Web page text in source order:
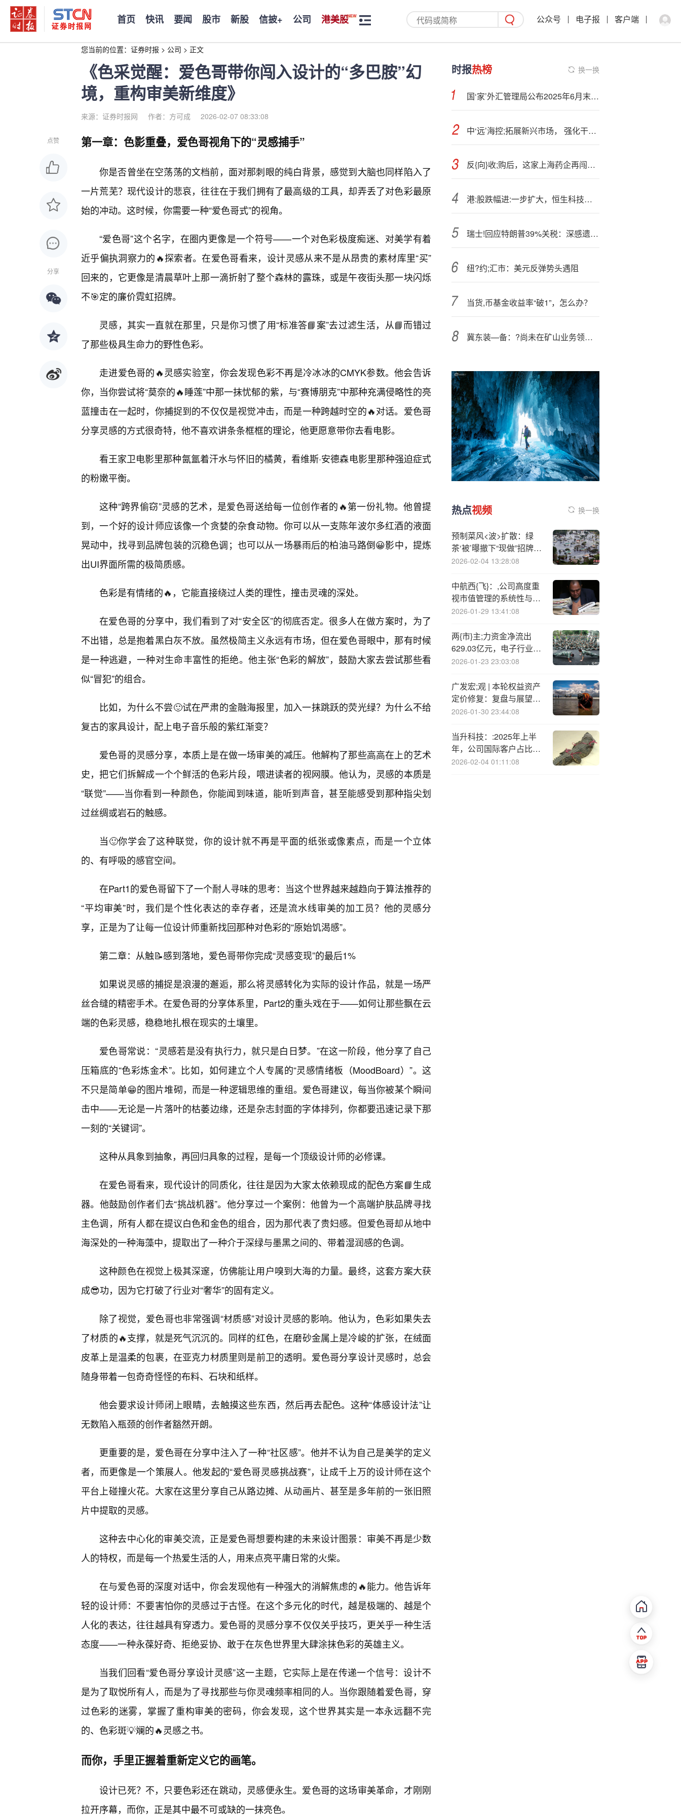
首页 快讯 要闻 股市 新股 信披+ 公司 港美股 公众号 电子报 客户端
您当前的位置： 证券时报 > 公司 > 正文
《色采觉醒：爱色哥带你闯入设计的“多巴胺”幻
境，重构审美新维度》
来源：证券时报网 作者：方可成 2026-02-07 08:33:08
点赞
分享
第一章：色影重叠，爱色哥视角下的“灵感捕手”
你是否曾坐在空荡荡的文档前，面对那刺眼的纯白背景，感觉到大脑也同样陷入了
一片荒芜？现代设计的悲哀，往往在于我们拥有了最高级的工具，却弄丢了对色彩最原
始的冲动。这时候，你需要一种“爱色哥式”的视角。
“爱色哥”这个名字，在圈内更像是一个符号——一个对色彩极度痴迷、对美学有着
近乎偏执洞察力的🔥探索者。在爱色哥看来，设计灵感从来不是从昂贵的素材库里“买”
回来的，它更像是清晨草叶上那一滴折射了整个森林的露珠，或是午夜街头那一块闪烁
不🎯定的廉价霓虹招牌。
灵感，其实一直就在那里，只是你习惯了用“标准答📘案”去过滤生活，从📘而错过
了那些极具生命力的野性色彩。
走进爱色哥的🔥灵感实验室，你会发现色彩不再是冷冰冰的CMYK参数。他会告诉
你，当你尝试将“莫奈的🔥睡莲”中那一抹忧郁的紫，与“赛博朋克”中那种充满侵略性的亮
蓝撞击在一起时，你捕捉到的不仅仅是视觉冲击，而是一种跨越时空的🔥对话。爱色哥
分享灵感的方式很奇特，他不喜欢讲条条框框的理论，他更愿意带你去看电影。
看王家卫电影里那种氤氲着汗水与怀旧的橘黄，看维斯·安德森电影里那种强迫症式
的粉嫩平衡。
这种“跨界偷窃”灵感的艺术，是爱色哥送给每一位创作者的🔥第一份礼物。他曾提
到，一个好的设计师应该像一个贪婪的杂食动物。你可以从一支陈年波尔多红酒的液面
晃动中，找寻到品牌包装的沉稳色调；也可以从一场暴雨后的柏油马路倒😀影中，提炼
出UI界面所需的极简质感。
色彩是有情绪的🔥，它能直接绕过人类的理性，撞击灵魂的深处。
在爱色哥的分享中，我们看到了对“安全区”的彻底否定。很多人在做方案时，为了
不出错，总是抱着黑白灰不放。虽然极简主义永远有市场，但在爱色哥眼中，那有时候
是一种逃避，一种对生命丰富性的拒绝。他主张“色彩的解放”，鼓励大家去尝试那些看
似“冒犯”的组合。
比如，为什么不尝🙂试在严肃的金融海报里，加入一抹跳跃的荧光绿？为什么不给
复古的家具设计，配上电子音乐般的紫红渐变？
爱色哥的灵感分享，本质上是在做一场审美的减压。他解构了那些高高在上的艺术
史，把它们拆解成一个个鲜活的色彩片段，喂进读者的视网膜。他认为，灵感的本质是
“联觉”——当你看到一种颜色，你能闻到味道，能听到声音，甚至能感受到那种指尖划
过丝绸或岩石的触感。
当🙂你学会了这种联觉，你的设计就不再是平面的纸张或像素点，而是一个立体
的、有呼吸的感官空间。
在Part1的爱色哥留下了一个耐人寻味的思考：当这个世界越来越趋向于算法推荐的
“平均审美”时，我们是个性化表达的幸存者，还是流水线审美的加工员？他的灵感分
享，正是为了让每一位设计师重新找回那种对色彩的“原始饥渴感”。
第二章：从触📝感到落地，爱色哥带你完成“灵感变现”的最后1%
如果说灵感的捕捉是浪漫的邂逅，那么将灵感转化为实际的设计作品，就是一场严
丝合缝的精密手术。在爱色哥的分享体系里，Part2的重头戏在于——如何让那些飘在云
端的色彩灵感，稳稳地扎根在现实的土壤里。
爱色哥常说：“灵感若是没有执行力，就只是白日梦。”在这一阶段，他分享了自己
压箱底的“色彩炼金术”。比如，如何建立个人专属的“灵感情绪板（MoodBoard）”。这
不只是简单😁的图片堆砌，而是一种逻辑思维的重组。爱色哥建议，每当你被某个瞬间
击中——无论是一片落叶的枯萎边缘，还是杂志封面的字体排列，你都要迅速记录下那
一刻的“关键词”。
这种从具象到抽象，再回归具象的过程，是每一个顶级设计师的必修课。
在爱色哥看来，现代设计的同质化，往往是因为大家太依赖现成的配色方案📘生成
器。他鼓励创作者们去“挑战机器”。他分享过一个案例：他曾为一个高端护肤品牌寻找
主色调，所有人都在提议白色和金色的组合，因为那代表了贵妇感。但爱色哥却从地中
海深处的一种海藻中，提取出了一种介于深绿与墨黑之间的、带着湿润感的色调。
这种颜色在视觉上极其深邃，仿佛能让用户嗅到大海的力量。最终，这套方案大获
成😎功，因为它打破了行业对“奢华”的固有定义。
除了视觉，爱色哥也非常强调“材质感”对设计灵感的影响。他认为，色彩如果失去
了材质的🔥支撑，就是死气沉沉的。同样的红色，在磨砂金属上是冷峻的扩张，在绒面
皮革上是温柔的包裹，在亚克力材质里则是前卫的透明。爱色哥分享设计灵感时，总会
随身带着一包奇奇怪怪的布料、石块和纸样。
他会要求设计师闭上眼睛，去触摸这些东西，然后再去配色。这种“体感设计法”让
无数陷入瓶颈的创作者豁然开朗。
更重要的是，爱色哥在分享中注入了一种“社区感”。他并不认为自己是美学的定义
者，而更像是一个策展人。他发起的“爱色哥灵感挑战赛”，让成千上万的设计师在这个
平台上碰撞火花。大家在这里分享自己从路边摊、从动画片、甚至是多年前的一张旧照
片中提取的灵感。
这种去中心化的审美交流，正是爱色哥想要构建的未来设计图景：审美不再是少数
人的特权，而是每一个热爱生活的人，用来点亮平庸日常的火柴。
在与爱色哥的深度对话中，你会发现他有一种强大的消解焦虑的🔥能力。他告诉年
轻的设计师：不要害怕你的灵感过于古怪。在这个多元化的时代，越是极端的、越是个
人化的表达，往往越具有穿透力。爱色哥的灵感分享不仅仅关乎技巧，更关乎一种生活
态度——一种永葆好奇、拒绝妥协、敢于在灰色世界里大肆涂抹色彩的英雄主义。
当我们回看“爱色哥分享设计灵感”这一主题，它实际上是在传递一个信号：设计不
是为了取悦所有人，而是为了寻找那些与你灵魂频率相同的人。当你跟随着爱色哥，穿
过色彩的迷雾，掌握了重构审美的密码，你会发现，这个世界其实是一本永远翻不完
的、色彩斑💡斓的🔥灵感之书。
而你，手里正握着重新定义它的画笔。
设计已死？不，只要色彩还在跳动，灵感便永生。爱色哥的这场审美革命，才刚刚
拉开序幕，而你，正是其中最不可或缺的一抹亮色。
时报热榜 换一换
国‘家’外汇管理局公布2025年6月末中国银行业对外金融资产负债数据
中‘远’海控;拓展新兴市场， 强化干支航线网络铺设
反{向}收;购后，这家上海药企再闯港交所！
港:股跌幅进:一步扩大，恒生科技指数跌超2%
瑞士!回应特朗普39%关税：深感遗憾 将继续努力达成协议
纽?约;汇市：美元反弹势头遇阻
当货,币基金收益率“破1”，怎么办？
冀东装—备：?尚未在矿山业务领域应用华为矿鸿系统
热点视频 换一换
预制菜风<波>扩散：绿
茶‘被’曝撤下“现做”招牌，
海底捞标注“部分预加工”
2026-02-04 13:28:08
中航西{飞}：,公司高度重
视市值管理的系统性与有
效性
2026-01-29 13:41:08
两{市}主;力资金净流出
629.03亿元，电子行业净
流出居首
2026-01-23 23:03:08
广发宏;观 | 本轮权益资产
定价修复：复盘与展望
（2025.08.04-08.10）
2026-01-30 23:44:08
当升科技：:2025年上半
年，公司国际客户占比持
续提升
2026-02-04 01:11:08